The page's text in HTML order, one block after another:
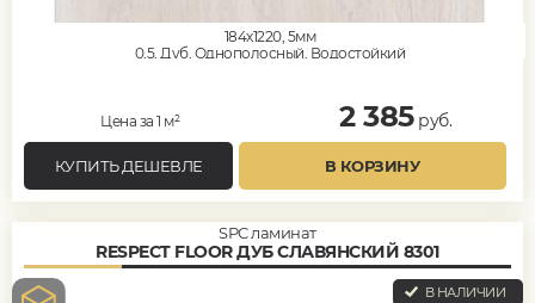
184x1220, 5мм
0,5, Дуб, Однополосный, Водостойкий
Цена за 1 м² 2 385руб.
КУПИТЬ ДЕШЕВЛЕ В КОРЗИНУ
SPC ламинат
RESPECT FLOOR ДУБ СЛАВЯНСКИЙ 8301
В НАЛИЧИИ